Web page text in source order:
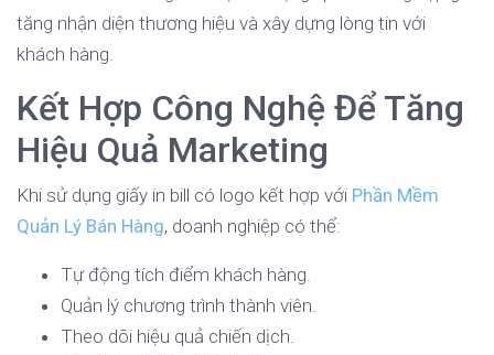
tăng nhận diện thương hiệu và xây dựng lòng tin với
khách hàng.
Kết Hợp Công Nghệ Để Tăng
Hiệu Quả Marketing
Khi sử dụng giấy in bill có logo kết hợp với Phần Mềm
Quản Lý Bán Hàng, doanh nghiệp có thể:
Tự động tích điểm khách hàng.
Quản lý chương trình thành viên.
Theo dõi hiệu quả chiến dịch.